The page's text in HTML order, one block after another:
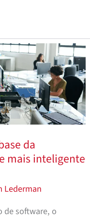
da
mais inteligente
Lederman
de software, o